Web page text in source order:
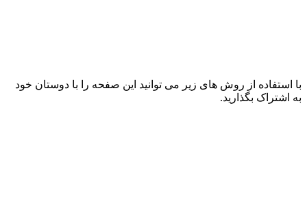
با استفاده از روش های زیر می توانید این صفحه را با دوستان خود
به اشتراک بگذارید.